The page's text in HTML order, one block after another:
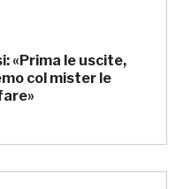
«Prima le uscite,
col mister le